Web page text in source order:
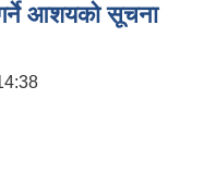
आशयको सूचना